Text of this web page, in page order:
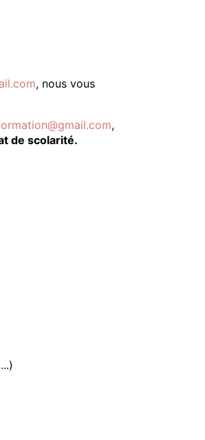
, nous vous
,
de scolarité.